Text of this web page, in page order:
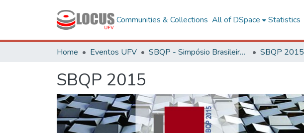
Communities & Collections All of DSpace Statistics
Home Eventos UFV SBQP - Simpósio Brasileiro de Qualidade do Projeto no Ambiente Construído SBQP 2015
SBQP 2015